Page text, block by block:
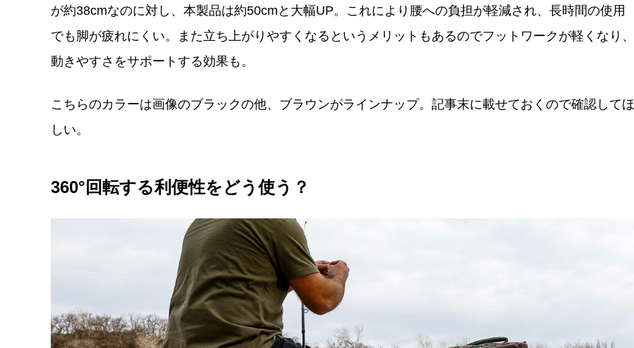
が約38cmなのに対し、本製品は約50cmと大幅UP。これにより腰への負担が軽減され、長時間の使用
でも脚が疲れにくい。また立ち上がりやすくなるというメリットもあるのでフットワークが軽くなり、
動きやすさをサポートする効果も。
こちらのカラーは画像のブラックの他、ブラウンがラインナップ。記事末に載せておくので確認してほ
しい。
360°回転する利便性をどう使う？